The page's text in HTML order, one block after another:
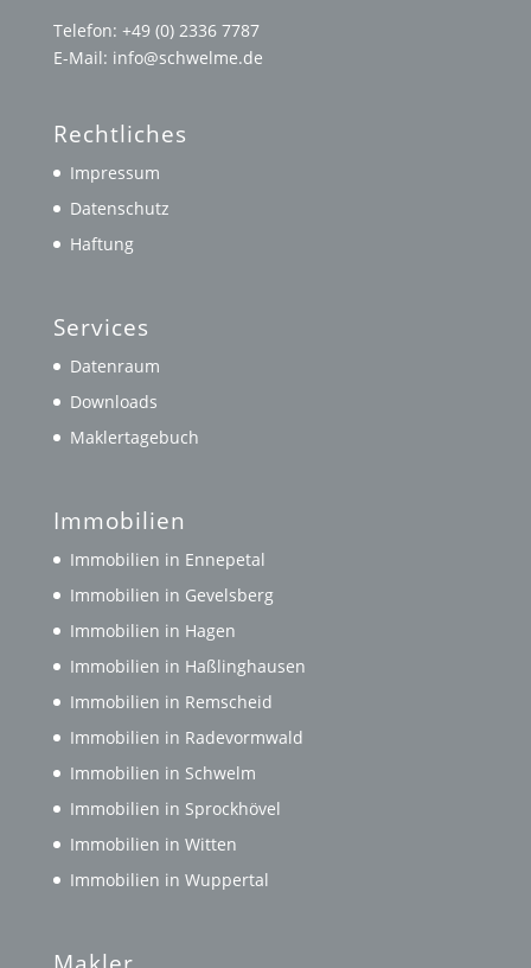
Telefon: +49 (0) 2336 7787
E-Mail: info@schwelme.de
Rechtliches
Impressum
Datenschutz
Haftung
Services
Datenraum
Downloads
Maklertagebuch
Immobilien
Immobilien in Ennepetal
Immobilien in Gevelsberg
Immobilien in Hagen
Immobilien in Haßlinghausen
Immobilien in Remscheid
Immobilien in Radevormwald
Immobilien in Schwelm
Immobilien in Sprockhövel
Immobilien in Witten
Immobilien in Wuppertal